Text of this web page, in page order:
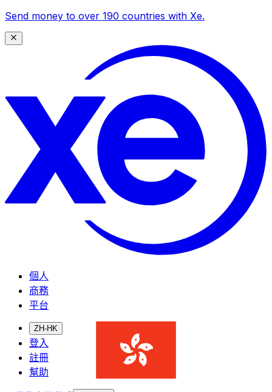
Send money to over 190 countries with Xe.
個人
商務
平台
ZH-HK
登入
註冊
幫助